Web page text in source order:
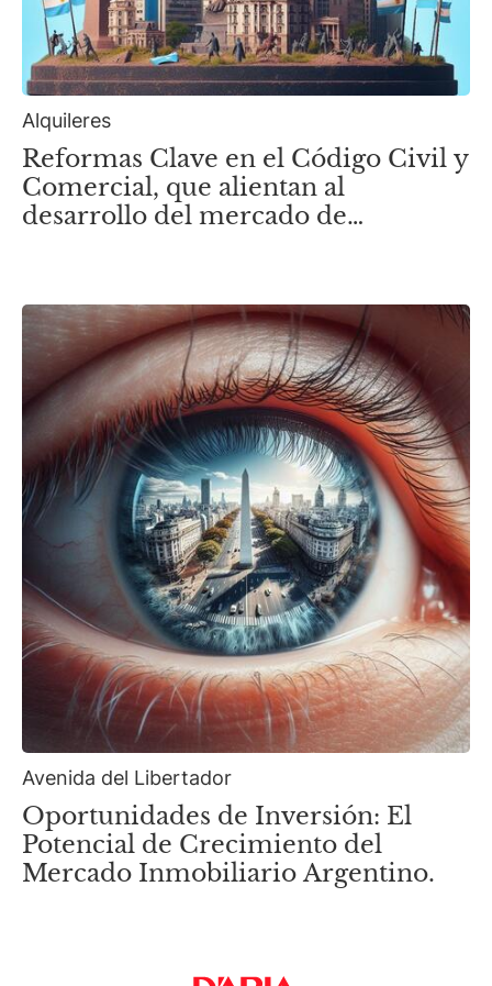
Alquileres
Reformas Clave en el Código Civil y
Comercial, que alientan al
desarrollo del mercado de
Avenida del Libertador
Oportunidades de Inversión: El
Potencial de Crecimiento del
Mercado Inmobiliario Argentino.